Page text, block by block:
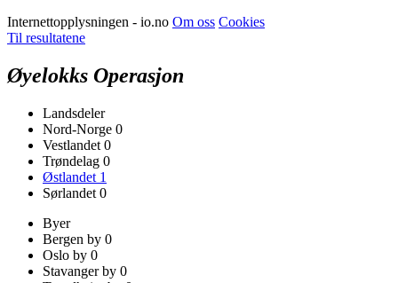
Internettopplysningen - io.no Om oss Cookies
Til resultatene
Øyelokks Operasjon
Landsdeler
Nord-Norge 0
Vestlandet 0
Trøndelag 0
Østlandet 1
Sørlandet 0
Byer
Bergen by 0
Oslo by 0
Stavanger by 0